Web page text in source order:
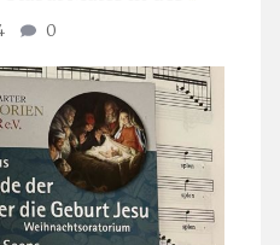
0
29